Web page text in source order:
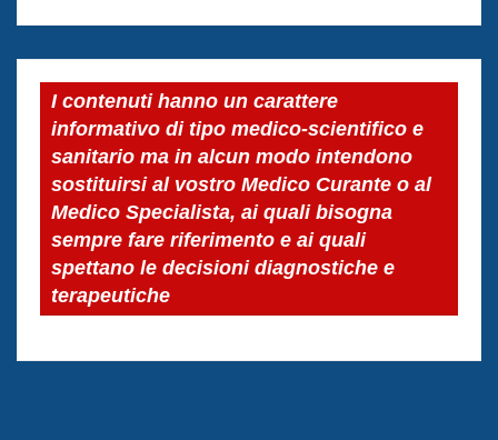
I contenuti hanno un carattere
informativo di tipo medico-scientifico e
sanitario ma in alcun modo intendono
sostituirsi al vostro Medico Curante o al
Medico Specialista, ai quali bisogna
sempre fare riferimento e ai quali
spettano le decisioni diagnostiche e
terapeutiche